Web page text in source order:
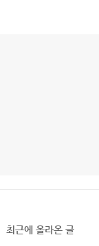
최근에 올라온 글